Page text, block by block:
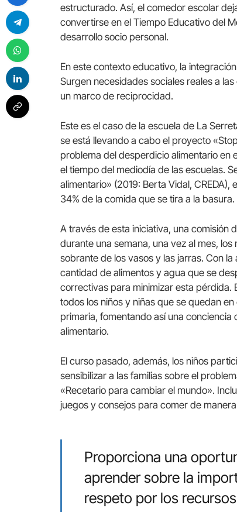
estructurado. Así, el comedor escolar
convertirse en el Tiempo Educativo del
desarrollo socio personal.
En este contexto educativo, la
Surgen necesidades sociales reales a
un marco de reciprocidad.
Este es el caso de la escuela de La
se está llevando a cabo el proyecto
problema del desperdicio alimentario en
el tiempo del mediodía de las escuelas.
alimentario» (2019: Berta Vidal,
34% de la comida que se tira a la basura.
A través de esta iniciativa, una comisión
durante una semana, una vez al mes,
sobrante de los vasos y las jarras. Con
cantidad de alimentos y agua que se
correctivas para minimizar esta
todos los niños y niñas que se quedan
primaria, fomentando así una
alimentario.
El curso pasado, además, los niños
sensibilizar a las familias sobre el
«Recetario para cambiar el mundo».
juegos y consejos para comer de
Proporciona una
aprender sobre la
respeto por los